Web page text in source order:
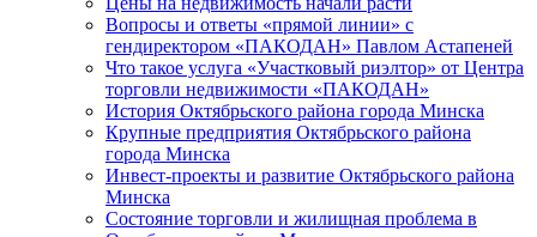
Вопросы и ответы «прямой линии» с
гендиректором «ПАКОДАН» Павлом Астапеней
Что такое услуга «Участковый риэлтор» от Центра
торговли недвижимости «ПАКОДАН»
История Октябрьского района города Минска
Крупные предприятия Октябрьского района
города Минска
Инвест-проекты и развитие Октябрьского района
Минска
Состояние торговли и жилищная проблема в